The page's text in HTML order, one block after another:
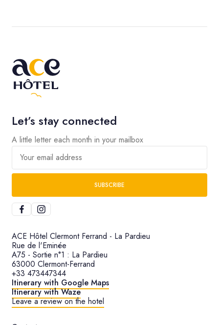
Let’s stay connected
A little letter each month in your mailbox
Your email address
SUBSCRIBE
ACE Hôtel Clermont Ferrand - La Pardieu
Rue de l'Eminée
A75 - Sortie n°1 : La Pardieu
63000 Clermont-Ferrand
+33 473447344
Itinerary with Google Maps
Itinerary with Waze
Leave a review on the hotel